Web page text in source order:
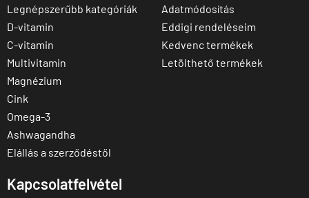
Legnépszerűbb kategóriák
D-vitamin
C-vitamin
Multivitamin
Magnézium
Cink
Omega-3
Ashwagandha
Elállás a szerződéstől
Adatmódosítás
Eddigi rendeléseim
Kedvenc termékek
Letölthető termékek
Kapcsolatfelvétel